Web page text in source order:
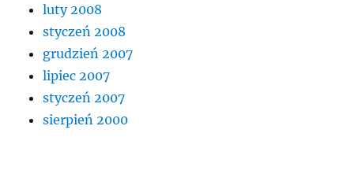
luty 2008
styczeń 2008
grudzień 2007
lipiec 2007
styczeń 2007
sierpień 2000